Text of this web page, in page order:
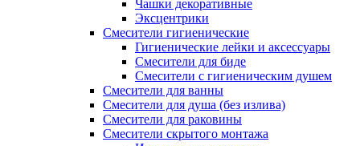
Чашки декоративные
Эксцентрики
Смесители гигиенические
Гигиенические лейки и аксессуары
Смесители для биде
Смесители с гигиеническим душем
Смесители для ванны
Смесители для душа (без излива)
Смесители для раковины
Смесители скрытого монтажа